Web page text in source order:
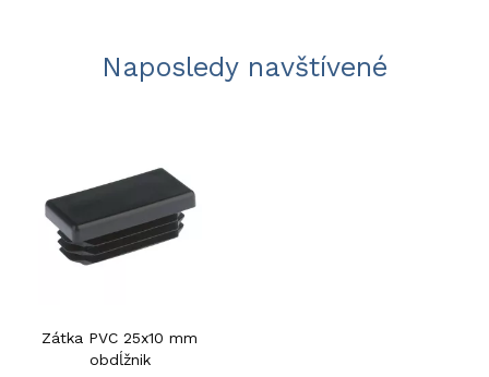
Naposledy navštívené
Zátka PVC 25x10 mm
obdĺžnik